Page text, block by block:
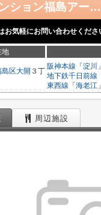
キングマンション福島アーデンコート
お気軽にお問い合わせくださ
地
区大開 ３丁
阪神本線 「 淀川
地下鉄千日前線
東西線 「 海老江
周辺施設